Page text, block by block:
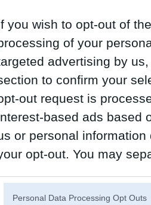
you wish to opt-out of
of your
advertising by
to confirm your
out request is
based ads based
or personal
opt-out. You may
Personal Data Processing Opt Outs